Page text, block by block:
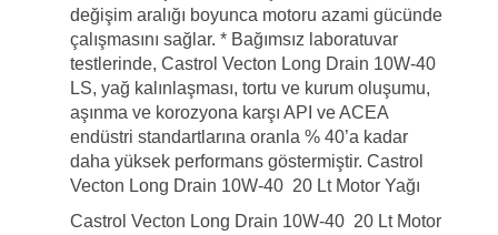
değişim aralığı boyunca motoru azami gücünde
çalışmasını sağlar. * Bağımsız laboratuvar
testlerinde, Castrol Vecton Long Drain 10W-40
LS, yağ kalınlaşması, tortu ve kurum oluşumu,
aşınma ve korozyona karşı API ve ACEA
endüstri standartlarına oranla % 40’a kadar
daha yüksek performans göstermiştir. Castrol
Vecton Long Drain 10W-40 20 Lt Motor Yağı
Castrol Vecton Long Drain 10W-40 20 Lt Motor